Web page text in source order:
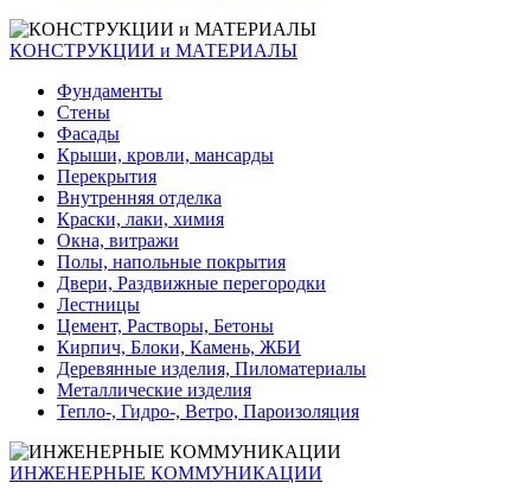
КОНСТРУКЦИИ и МАТЕРИАЛЫ
Фундаменты
Стены
Фасады
Крыши, кровли, мансарды
Перекрытия
Внутренняя отделка
Краски, лаки, химия
Окна, витражи
Полы, напольные покрытия
Двери, Раздвижные перегородки
Лестницы
Цемент, Растворы, Бетоны
Кирпич, Блоки, Камень, ЖБИ
Деревянные изделия, Пиломатериалы
Металлические изделия
Тепло-, Гидро-, Ветро, Пароизоляция
ИНЖЕНЕРНЫЕ КОММУНИКАЦИИ